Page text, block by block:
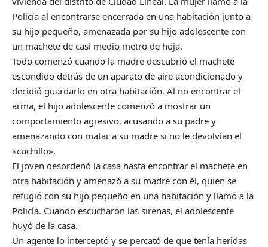
Policía al encontrarse encerrada en una habitación junto a
su hijo pequeño, amenazada por su hijo adolescente con
un machete de casi medio metro de hoja.
Todo comenzó cuando la madre descubrió el machete
escondido detrás de un aparato de aire acondicionado y
decidió guardarlo en otra habitación. Al no encontrar el
arma, el hijo adolescente comenzó a mostrar un
comportamiento agresivo, acusando a su padre y
amenazando con matar a su madre si no le devolvían el
«cuchillo».
El joven desordenó la casa hasta encontrar el machete en
otra habitación y amenazó a su madre con él, quien se
refugió con su hijo pequeño en una habitación y llamó a la
Policía. Cuando escucharon las sirenas, el adolescente
huyó de la casa.
Un agente lo interceptó y se percató de que tenía heridas